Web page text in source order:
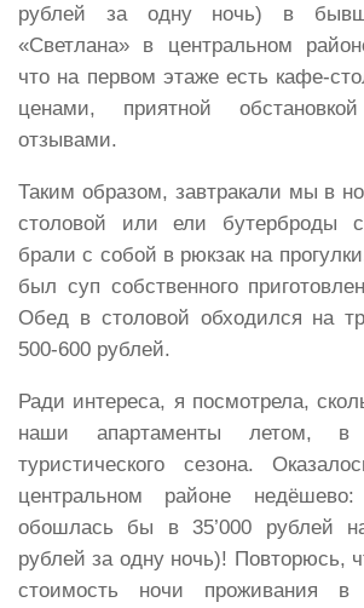
рублей за одну ночь) в
«Светлана» в центральном
что на первом этаже есть кафе-
ценами, приятной
отзывами.
Таким образом, завтракали мы в
столовой или ели бутерброды
брали с собой в рюкзак на
был суп собственного
Обед в столовой обходился на
500-600 рублей.
Ради интереса, я посмотрела,
наши апартаменты летом, в
туристического сезона.
центральном районе
обошлась бы в 35’000 рублей
рублей за одну ночь)! Повторюсь,
стоимость ночи проживания в